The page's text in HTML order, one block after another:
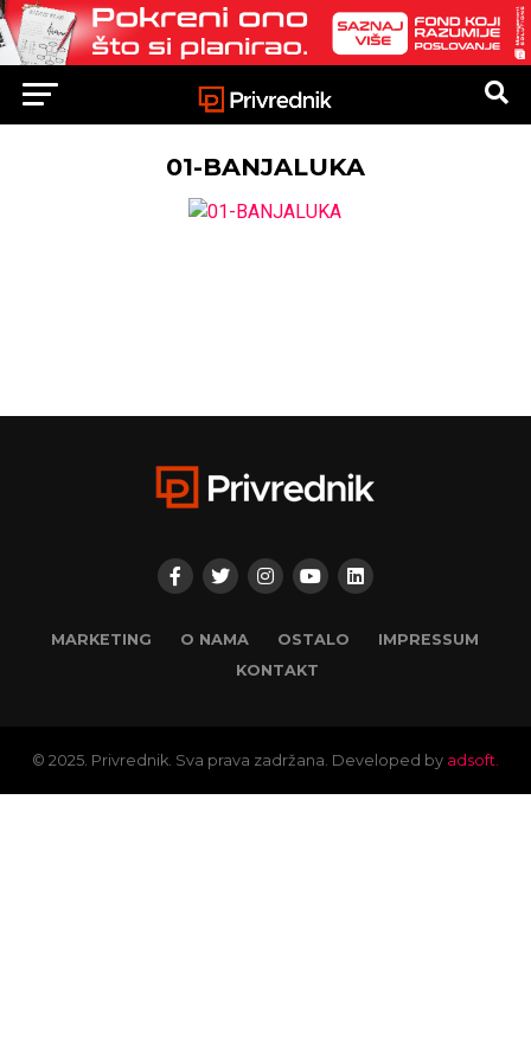
01-BANJALUKA
MARKETING O NAMA OSTALO
IMPRESSUM
KONTAKT
© 2025. Privrednik. Sva prava zadržana. Developed by adsoft.